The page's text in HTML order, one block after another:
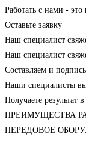
Работать с нами - это
Оставьте заявку
Наш специалист
Наш специалист
Составляем и
Наши специалисты
Получаете результат
ПРЕИМУЩЕСТВА
ПЕРЕДОВОЕ